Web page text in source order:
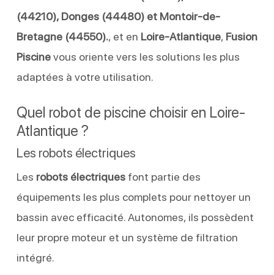
(44210), Donges (44480) et Montoir-de-
Bretagne (44550)., et en Loire-Atlantique, Fusion
Piscinevous oriente vers les solutions les plus
adaptées à votre utilisation.
Quel robot de piscine choisir en Loire-
Atlantique ?
Les robots électriques
Les robots électriquesfont partie des
équipements les plus complets pour nettoyer un
bassin avec efficacité. Autonomes, ils possèdent
leur propre moteur et un système de filtration
intégré.